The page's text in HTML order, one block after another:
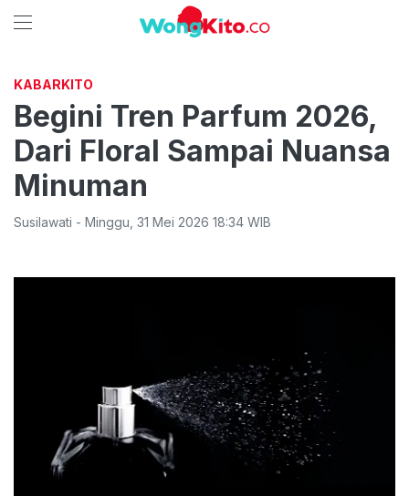
KABARKITO
Begini Tren Parfum 2026,
Dari Floral Sampai Nuansa
Minuman
Susilawati - Minggu 31 Mei 2026 18:34 WIB